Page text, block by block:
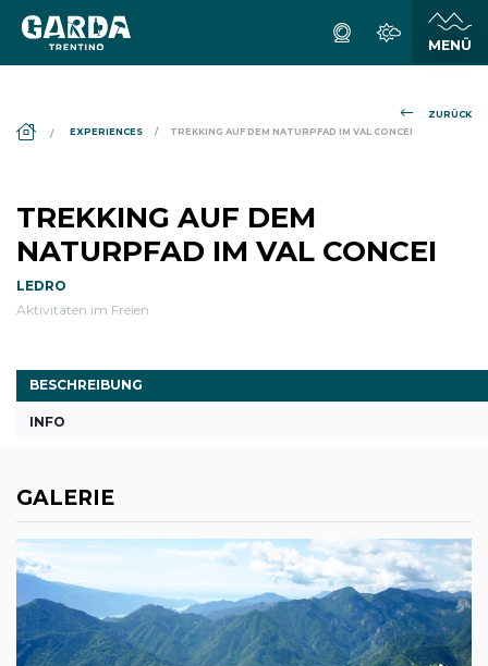
ZURÜCK
DS_BREADCRUMB.HOME
EXPERIENCES TREKKING AUF DEM NATURPFAD IM VAL CONCEI
TREKKING AUF DEM
NATURPFAD IM VAL CONCEI
LEDRO
Aktivitäten im Freien
BESCHREIBUNG
INFO
GALERIE